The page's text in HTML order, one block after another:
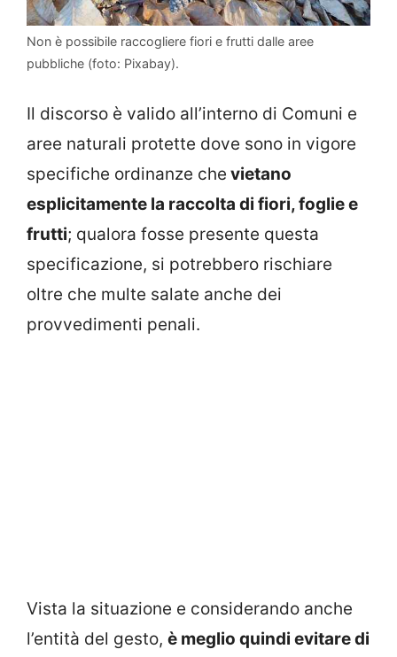
Non è possibile raccogliere fiori e frutti dalle aree
pubbliche (foto: Pixabay).
Il discorso è valido all’interno di Comuni e
aree naturali protette dove sono in vigore
specifiche ordinanze che vietano
esplicitamente la raccolta di fiori, foglie e
frutti; qualora fosse presente questa
specificazione, si potrebbero rischiare
oltre che multe salate anche dei
provvedimenti penali.
Vista la situazione e considerando anche
l’entità del gesto, è meglio quindi evitare di